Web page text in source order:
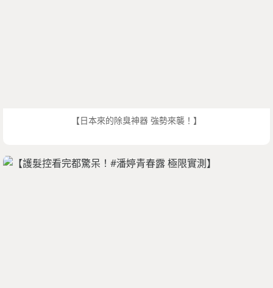
【日本來的除臭神器 強勢來襲！】